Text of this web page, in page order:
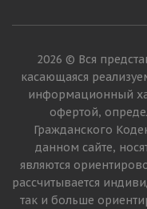
2026 © Вся
касающаяся
информационный
офертой,
Гражданского
данном сайте,
являются
рассчитывается
так и больше